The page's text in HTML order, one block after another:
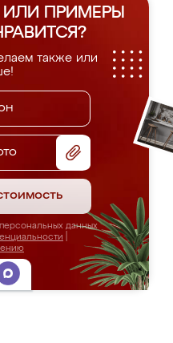
ИЛИ ПРИМЕРЫ
также или
данных